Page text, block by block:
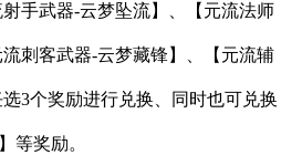
手武器-云梦坠流】、【元流法师
刺客武器-云梦藏锋】、【元流辅
3个奖励进行兑换、同时也可兑换
等奖励。